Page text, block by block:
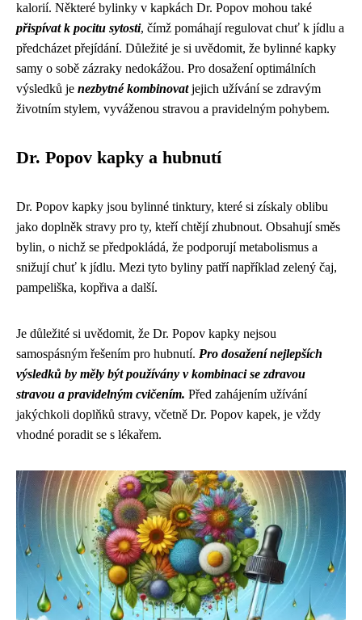
kalorií. Některé bylinky v kapkách Dr. Popov mohou také
přispívat k pocitu sytosti, čímž pomáhají regulovat chuť k jídlu a
předcházet přejídání. Důležité je si uvědomit, že bylinné kapky
samy o sobě zázraky nedokážou. Pro dosažení optimálních
výsledků je nezbytné kombinovatjejich užívání se zdravým
životním stylem, vyváženou stravou a pravidelným pohybem.
Dr. Popov kapky a hubnutí
Dr. Popov kapky jsou bylinné tinktury, které si získaly oblibu
jako doplněk stravy pro ty, kteří chtějí zhubnout. Obsahují směs
bylin, o nichž se předpokládá, že podporují metabolismus a
snižují chuť k jídlu. Mezi tyto byliny patří například zelený čaj,
pampeliška, kopřiva a další.
Je důležité si uvědomit, že Dr. Popov kapky nejsou
samospásným řešením pro hubnutí. Pro dosažení nejlepších
výsledků by měly být používány v kombinaci se zdravou
stravou a pravidelným cvičením. Před zahájením užívání
jakýchkoli doplňků stravy, včetně Dr. Popov kapek, je vždy
vhodné poradit se s lékařem.